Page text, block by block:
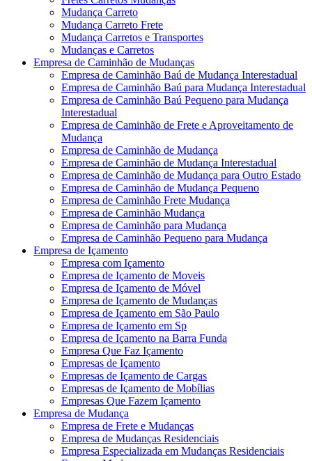
Mudança Carreto
Mudança Carreto Frete
Mudança Carretos e Transportes
Mudanças e Carretos
Empresa de Caminhão de Mudanças
Empresa de Caminhão Baú de Mudança Interestadual
Empresa de Caminhão Baú para Mudança Interestadual
Empresa de Caminhão Baú Pequeno para Mudança
Interestadual
Empresa de Caminhão de Frete e Aproveitamento de
Mudança
Empresa de Caminhão de Mudança
Empresa de Caminhão de Mudança Interestadual
Empresa de Caminhão de Mudança para Outro Estado
Empresa de Caminhão de Mudança Pequeno
Empresa de Caminhão Frete Mudança
Empresa de Caminhão Mudança
Empresa de Caminhão para Mudança
Empresa de Caminhão Pequeno para Mudança
Empresa de Içamento
Empresa com Içamento
Empresa de Içamento de Moveis
Empresa de Içamento de Móvel
Empresa de Içamento de Mudanças
Empresa de Içamento em São Paulo
Empresa de Içamento em Sp
Empresa de Içamento na Barra Funda
Empresa Que Faz Içamento
Empresas de Içamento
Empresas de Içamento de Cargas
Empresas de Içamento de Mobílias
Empresas Que Fazem Içamento
Empresa de Mudança
Empresa de Frete e Mudanças
Empresa de Mudanças Residenciais
Empresa Especializada em Mudanças Residenciais